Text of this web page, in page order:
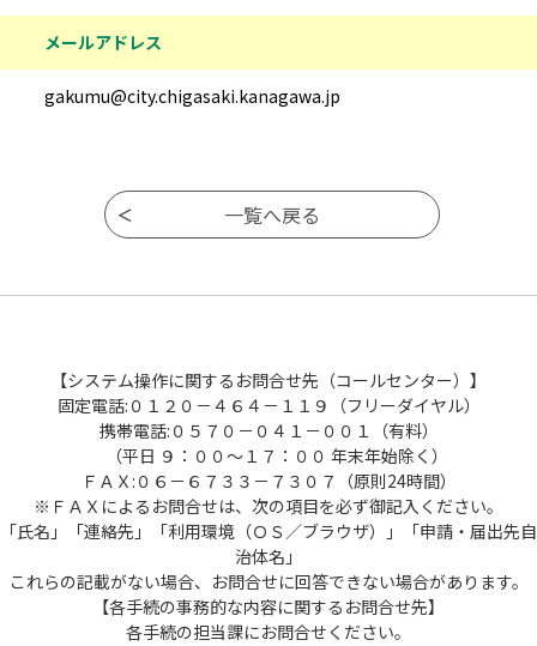
メールアドレス
gakumu@city.chigasaki.kanagawa.jp
【システム操作に関するお問合せ先（コールセンター）】
固定電話:０１２０－４６４－１１９（フリーダイヤル）
携帯電話:０５７０－０４１－００１（有料）
（平日 ９：００～１７：００ 年末年始除く）
ＦＡＸ:０６－６７３３－７３０７（原則24時間）
※ＦＡＸによるお問合せは、次の項目を必ず御記入ください。
「氏名」「連絡先」「利用環境（ＯＳ／ブラウザ）」「申請・届出先自
治体名」
これらの記載がない場合、お問合せに回答できない場合があります。
【各手続の事務的な内容に関するお問合せ先】
各手続の担当課にお問合せください。